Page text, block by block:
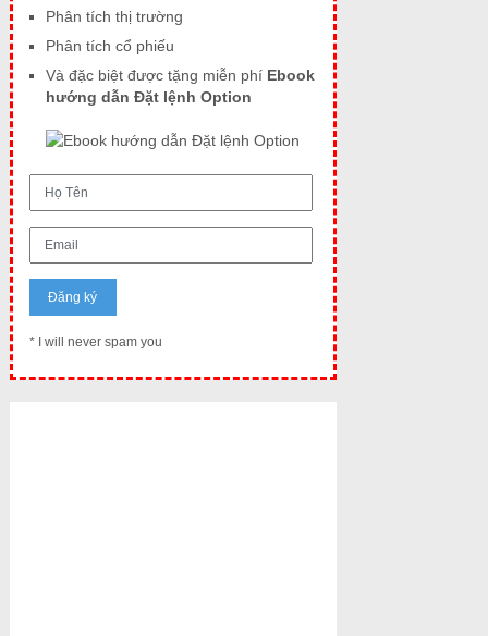
Phân tích thị trường
Phân tích cổ phiếu
Và đặc biệt được tặng miễn phí Ebook
hướng dẫn Đặt lệnh Option
* I will never spam you